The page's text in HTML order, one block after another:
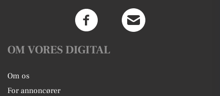
OM VORES DIGITAL
Om os
For annoncører